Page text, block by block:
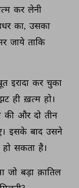
कर लेनी
का, उसका
जाये ताकि
इरादा कर चुका
ही ख़त्म हो।
की और दो तीन
इसके बाद उसने
हो सकता है।
जो बड़ा क़ातिल